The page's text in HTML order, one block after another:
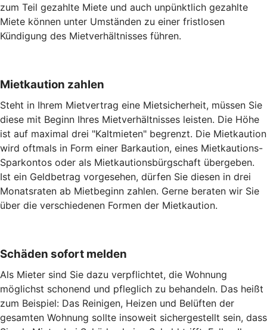
zum Teil gezahlte Miete und auch unpünktlich gezahlte
Miete können unter Umständen zu einer fristlosen
Kündigung des Mietverhältnisses führen.
Mietkaution zahlen
Steht in Ihrem Mietvertrag eine Mietsicherheit, müssen Sie
diese mit Beginn Ihres Mietverhältnisses leisten. Die Höhe
ist auf maximal drei "Kaltmieten" begrenzt. Die Mietkaution
wird oftmals in Form einer Barkaution, eines Mietkautions-
Sparkontos oder als Mietkautionsbürgschaft übergeben.
Ist ein Geldbetrag vorgesehen, dürfen Sie diesen in drei
Monatsraten ab Mietbeginn zahlen. Gerne beraten wir Sie
über die verschiedenen Formen der Mietkaution.
Schäden sofort melden
Als Mieter sind Sie dazu verpflichtet, die Wohnung
möglichst schonend und pfleglich zu behandeln. Das heißt
zum Beispiel: Das Reinigen, Heizen und Belüften der
gesamten Wohnung sollte insoweit sichergestellt sein, dass